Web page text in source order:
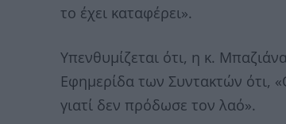
το έχει καταφέρει».
Υπενθυμίζεται ότι, η κ.
Εφημερίδα των Συντακτών ότι,
γιατί δεν πρόδωσε τον λαό».